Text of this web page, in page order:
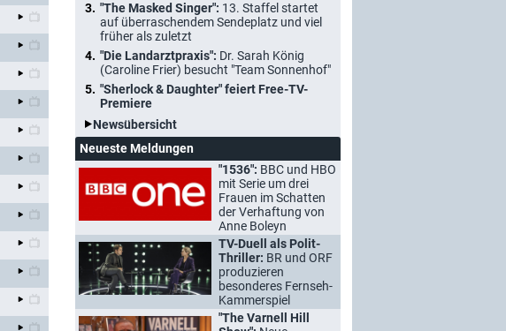
"The Masked Singer": 13. Staffel startet
auf überraschendem Sendeplatz und viel
früher als zuletzt
"Die Landarztpraxis": Dr. Sarah König
(Caroline Frier) besucht "Team Sonnenhof"
"Sherlock & Daughter" feiert Free-TV-
Premiere
Newsübersicht
Neueste Meldungen
"1536": BBC und HBO
mit Serie um drei
Frauen im Schatten
der Verhaftung von
Anne Boleyn
TV-Duell als Polit-
Thriller: BR und ORF
produzieren
besonderes Fernseh-
Kammerspiel
"The Varnell Hill